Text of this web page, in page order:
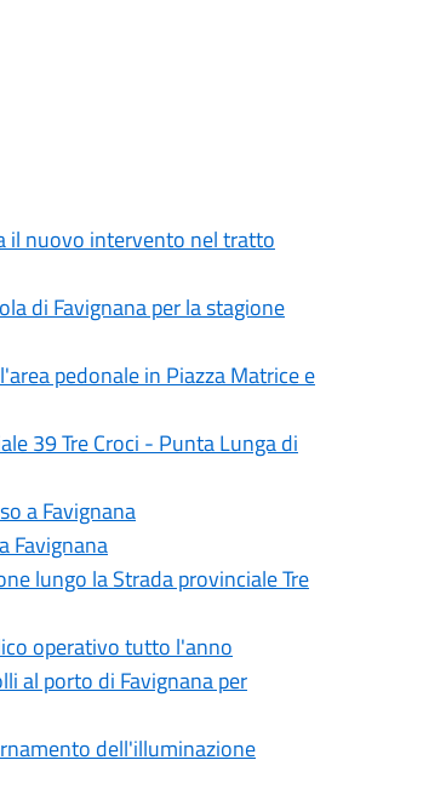
il nuovo intervento nel tratto
di Favignana per la stagione
pedonale in Piazza Matrice e
39 Tre Croci - Punta Lunga di
a Favignana
Favignana
lungo la Strada provinciale Tre
operativo tutto l'anno
al porto di Favignana per
dell'illuminazione